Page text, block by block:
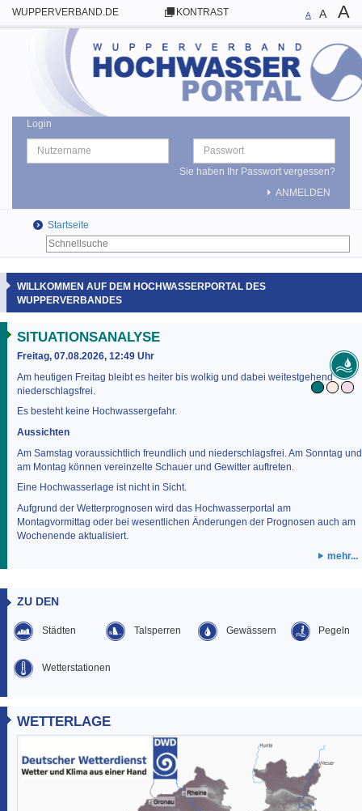
WUPPERVERBAND.DE KONTRAST A A A
Login
Sie haben Ihr Passwort vergessen?
ANMELDEN
Startseite
WILLKOMMEN AUF DEM HOCHWASSERPORTAL DES
WUPPERVERBANDES
SITUATIONSANALYSE
Freitag, 07.08.2026, 12:49 Uhr
Am heutigen Freitag bleibt es heiter bis wolkig und dabei weitestgehend
niederschlagsfrei.
Es besteht keine Hochwassergefahr.
Aussichten
Am Samstag voraussichtlich freundlich und niederschlagsfrei. Am Sonntag und
am Montag können vereinzelte Schauer und Gewitter auftreten.
Eine Hochwasserlage ist nicht in Sicht.
Aufgrund der Wetterprognosen wird das Hochwasserportal am
Montagvormittag oder bei wesentlichen Änderungen der Prognosen auch am
Wochenende aktualisiert.
mehr...
ZU DEN
Städten Talsperren Gewässern Pegeln
Wetterstationen
WETTERLAGE